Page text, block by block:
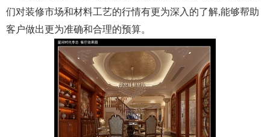
们对装修市场和材料工艺的行情有更为深入的了解,能够帮助
客户做出更为准确和合理的预算。